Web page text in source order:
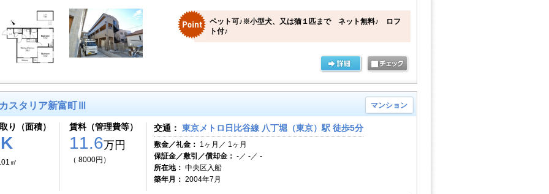
ペット可♪※小型犬、又は猫１匹まで ネット無料♪ ロフ
ト付♪
スタリア新富町Ⅲ マンション
り（面積）
㎡
賃料（管理費等）
11.6万円
（ 8000円）
交通： 東京メトロ日比谷線 八丁堀（東京）駅 徒歩5分
敷金／礼金： 1ヶ月／ 1ヶ月
保証金／敷引／償却金： -／ -／ -
所在地： 中央区入船
築年月： 2004年7月